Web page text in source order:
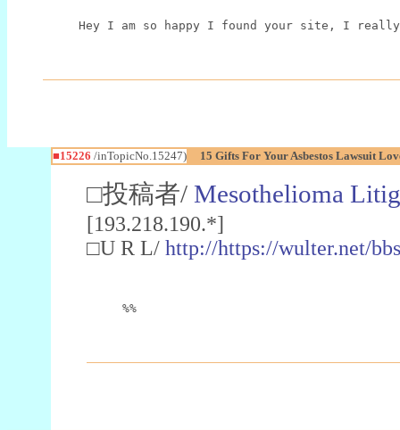
Hey I am so happy I found your site, I
■15226 /inTopicNo.15247) 15 Gifts For Your Asbestos Lawsuit
□投稿者/ Mesothelioma
[193.218.190.*]
□U R L/ http://https://wulter.net/
%%